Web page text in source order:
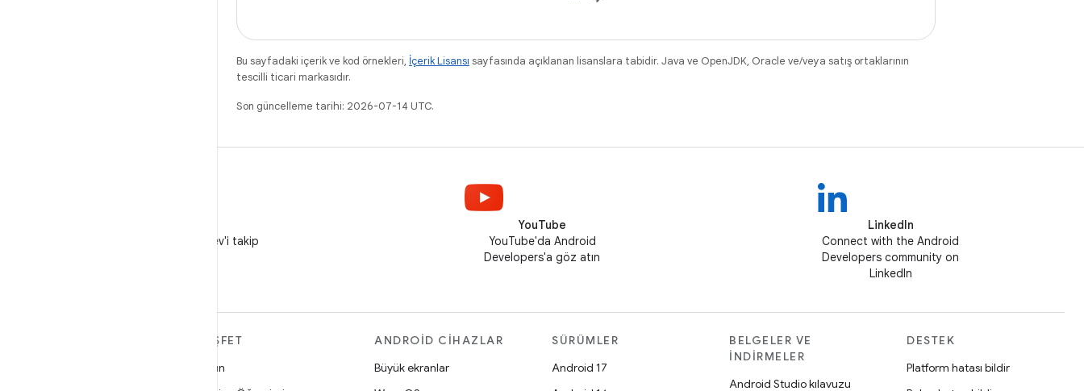
Bu sayfadaki içerik ve kod örnekleri, İçerik Lisansı sayfasında açıklanan lisanslara tabidir. Java ve OpenJDK, Oracle ve/veya satış ortaklarının
tescilli ticari markasıdır.
Son güncelleme tarihi: 2026-07-14 UTC.
X'te @AndroidDev'i takip
YouTube
YouTube'da Android
Developers'a göz atın
LinkedIn
Connect with the Android
Developers community on
LinkedIn
KEŞFET
Oyun
ANDROID CIHAZLAR
Büyük ekranlar
SÜRÜMLER
Android 17
BELGELER VE
İNDIRMELER
Android Studio kılavuzu
DESTEK
Platform hatası bildir